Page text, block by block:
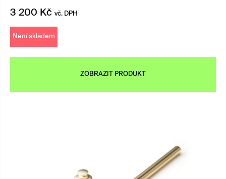
3 200 Kč vč. DPH
Není skladem
ZOBRAZIT PRODUKT